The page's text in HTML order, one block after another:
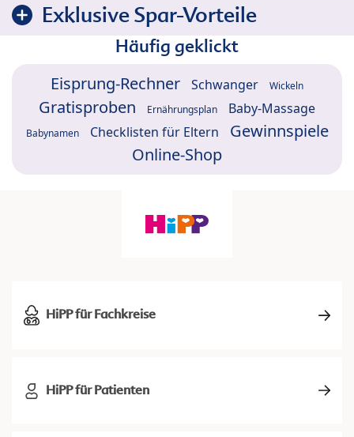
Exklusive Spar-Vorteile
Häufig geklickt
Eisprung-Rechner Schwanger Wickeln
Gratisproben Ernährungsplan Baby-Massage
Babynamen Checklisten für Eltern
Gewinnspiele
Online-Shop
HiPP für Fachkreise
HiPP für Patienten